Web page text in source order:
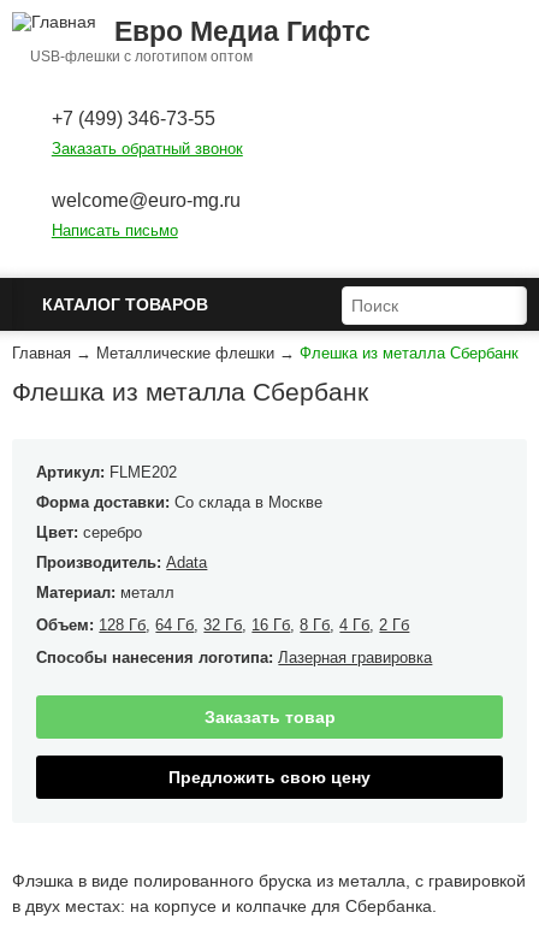
Перейти к основному содержанию
Евро Медиа Гифтс
USB-флешки с логотипом оптом
+7 (499) 346-73-55
Заказать обратный звонок
welcome@euro-mg.ru
Написать письмо
КАТАЛОГ ТОВАРОВ ФОРМА ПОИСКА
ПОИСК
Главная → Металлические флешки → Флешка из металла Сбербанк
Флешка из металла Сбербанк
Артикул: FLME202
Форма доставки:Со склада в Москве
Цвет:серебро
Производитель:Adata
Материал: металл
Объем: 128 Гб ,64 Гб ,32 Гб 16 Гб ,8 Гб ,4 Гб 2 Гб
Способы нанесения логотипа: Лазерная гравировка
Заказать товар
Предложить свою цену
Флэшка в виде полированного бруска из металла, с гравировкой
в двух местах: на корпусе и колпачке для Сбербанка.